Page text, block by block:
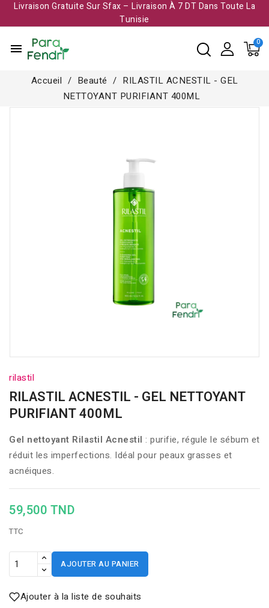
Livraison Gratuite Sur Sfax – Livraison À 7 DT Dans Toute La
Tunisie​
menu
Accueil Beauté
RILASTIL ACNESTIL - GEL
NETTOYANT PURIFIANT 400ML
rilastil
RILASTIL ACNESTIL - GEL NETTOYANT
PURIFIANT 400ML
Gel nettoyant Rilastil Acnestil : purifie, régule le sébum et
réduit les imperfections. Idéal pour peaux grasses et
acnéiques.
59,500 TND
TTC
AJOUTER AU PANIER
Ajouter à la liste de souhaits